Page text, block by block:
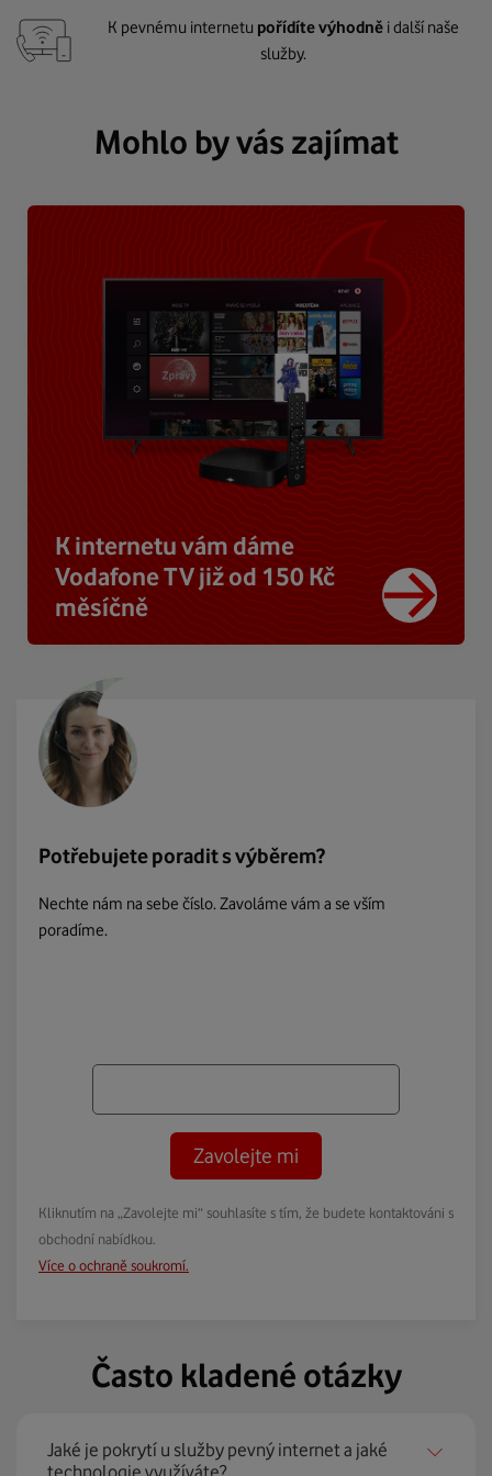
K pevnému internetu pořídíte výhodně i další naše
služby.
Mohlo by vás zajímat
K internetu vám dáme
Vodafone TV již od 150 Kč
měsíčně
Potřebujete poradit s výběrem?
Nechte nám na sebe číslo. Zavoláme vám a se vším
poradíme.
Zavolejte mi
Kliknutím na „Zavolejte mi“ souhlasíte s tím, že budete kontaktováni s
obchodní nabídkou.
Více o ochraně soukromí.
Často kladené otázky
Jaké je pokrytí u služby pevný internet a jaké
technologie využíváte?